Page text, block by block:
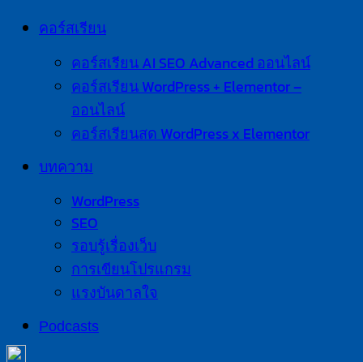
คอร์สเรียน
คอร์สเรียน AI SEO Advanced ออนไลน์
คอร์สเรียน WordPress + Elementor –
ออนไลน์
คอร์สเรียนสด WordPress x Elementor
บทความ
WordPress
SEO
รอบรู้เรื่องเว็บ
การเขียนโปรแกรม
แรงบันดาลใจ
Podcasts